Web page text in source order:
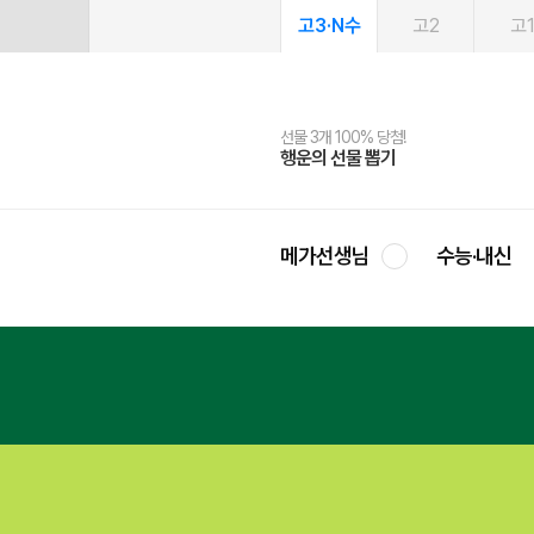
고3·N수 고2 고1
선물 3개 100% 당첨!
행운의 선물 뽑기
선물 100% 증정!
메가스터디 X 올리브
여름방학 스터디 캐시백
메가런 썸머스쿨
2027 러셀 단과
강사 공개선발
스마트러닝앱
설문 EVENT
메가패스
3일 무료 체험권
메가패스 수강생 무료혜택!
메가클럽 멤버십
사회공헌 캠페인
희망이룸 메가나눔
메가선생님 수능·내신